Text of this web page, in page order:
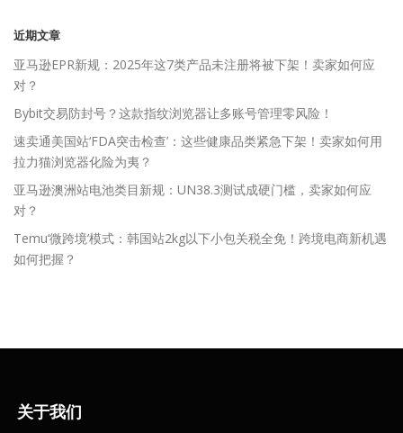
近期文章
亚马逊EPR新规：2025年这7类产品未注册将被下架！卖家如何应
对？
Bybit交易防封号？这款指纹浏览器让多账号管理零风险！
速卖通美国站‘FDA突击检查’：这些健康品类紧急下架！卖家如何用
拉力猫浏览器化险为夷？
亚马逊澳洲站电池类目新规：UN38.3测试成硬门槛，卖家如何应
对？
Temu‘微跨境’模式：韩国站2kg以下小包关税全免！跨境电商新机遇
如何把握？
关于我们